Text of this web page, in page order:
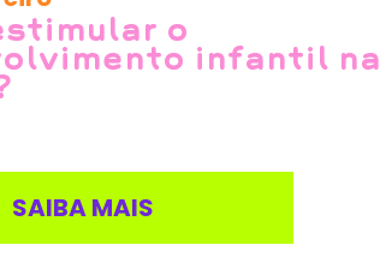
o
infantil na
SAIBA MAIS